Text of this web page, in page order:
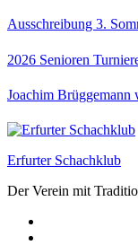
Ausschreibung 3.
2026 Senioren
Joachim Brüggemann
Erfurter Schachklub
Der Verein mit